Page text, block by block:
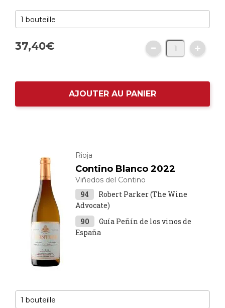
37,40€
AJOUTER AU PANIER
Rioja
Contino Blanco 2022
Viñedos del Contino
94
Robert Parker (The Wine
Advocate)
90
Guía Peñín de los vinos de
España